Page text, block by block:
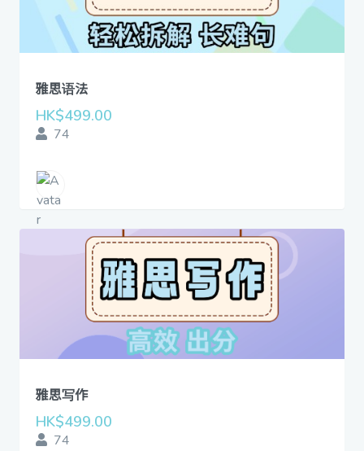
雅思语法
HK$499.00
74
雅思写作
HK$499.00
74